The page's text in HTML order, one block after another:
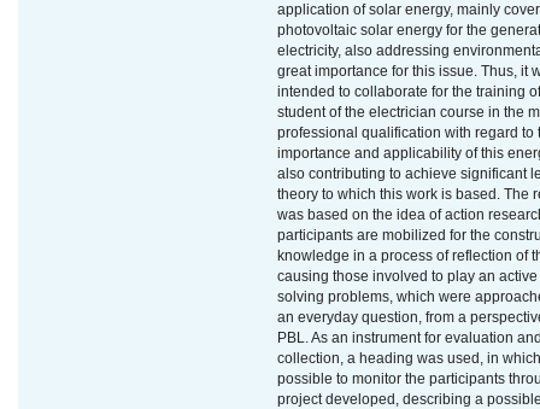
application of solar energy, mainly
photovoltaic solar energy for the
electricity, also addressing
great importance for this issue. Thus, it
intended to collaborate for the training
student of the electrician course in the
professional qualification with regard to
importance and applicability of this
also contributing to achieve significant
theory to which this work is based. The
was based on the idea of action
participants are mobilized for the
knowledge in a process of reflection of
causing those involved to play an
solving problems, which were
an everyday question, from a
PBL. As an instrument for evaluation
collection, a heading was used, in
possible to monitor the participants
project developed, describing a